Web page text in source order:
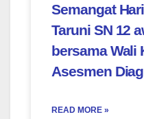
Semangat
Taruni SN 12
bersama Wali
Asesmen
READ MORE »